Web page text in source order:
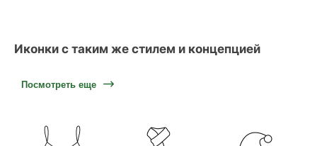
Иконки с таким же стилем и концепцией
Посмотреть еще